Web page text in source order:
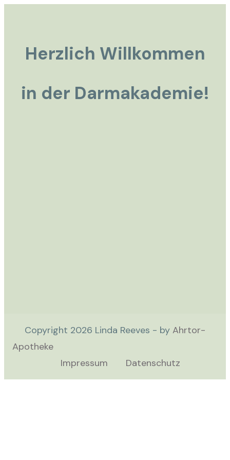
Herzlich Willkommen
in der Darmakademie!
Copyright 2026 Linda Reeves - by Ahrtor-
Apotheke
Impressum
Datenschutz